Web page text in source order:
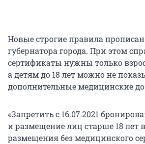
Новые строгие правила
губернатора города. При этом
сертификаты нужны только
а детям до 18 лет можно не
дополнительные медицинские
«Запретить с 16.07.2021
и размещение лиц старше 18 лет
размещения без медицинского